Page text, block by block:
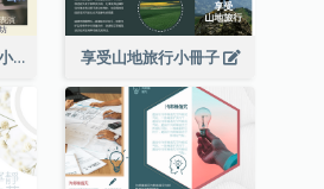
戲劇表演工作坊宣傳小冊子 享受山地旅行小冊子